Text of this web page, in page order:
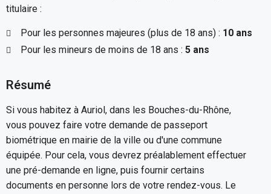
titulaire :
Pour les personnes majeures (plus de 18 ans) : 10 ans
Pour les mineurs de moins de 18 ans : 5 ans
Résumé
Si vous habitez à Auriol, dans les Bouches-du-Rhône,
vous pouvez faire votre demande de passeport
biométrique en mairie de la ville ou d'une commune
équipée. Pour cela, vous devrez préalablement effectuer
une pré-demande en ligne, puis fournir certains
documents en personne lors de votre rendez-vous. Le